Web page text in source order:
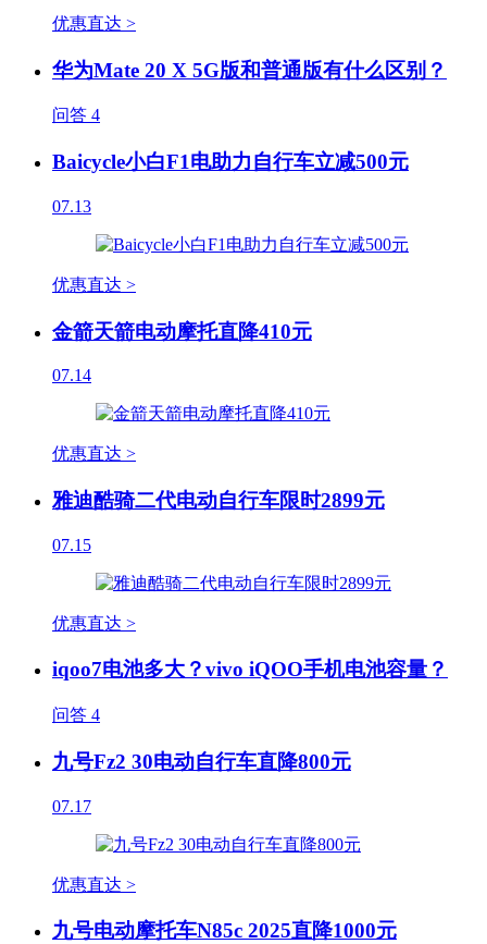
优惠直达 >
华为Mate 20 X 5G版和普通版有什么区别？
问答 4
Baicycle小白F1电助力自行车立减500元
07.13
优惠直达 >
金箭天箭电动摩托直降410元
07.14
优惠直达 >
雅迪酷骑二代电动自行车限时2899元
07.15
优惠直达 >
iqoo7电池多大？vivo iQOO手机电池容量？
问答 4
九号Fz2 30电动自行车直降800元
07.17
优惠直达 >
九号电动摩托车N85c 2025直降1000元